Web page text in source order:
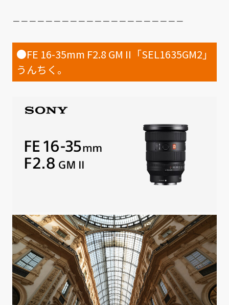
－－－－－－－－－－－－－－－－－－－－－
●FE 16-35mm F2.8 GM II「SEL1635GM2」
うんちく。